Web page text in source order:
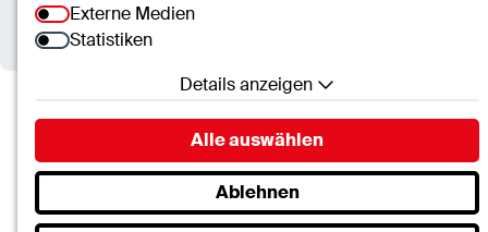
Info-Abend zur Geburt
St.-Clemens-Hospital Geldern
Termine
Info-Abend zur Geburt
Externe Medien
Statistiken
Details anzeigen
Notwendige Cookies
Essenzielle Cookies ermöglichen grundlegende
Funktionen und sind für die einwandfreie Funktion
der Website erforderlich.
Alle auswählen
Ablehnen